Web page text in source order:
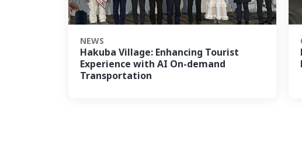
NEWS
Hakuba Village: Enhancing Tourist
Experience with AI On-demand
Transportation